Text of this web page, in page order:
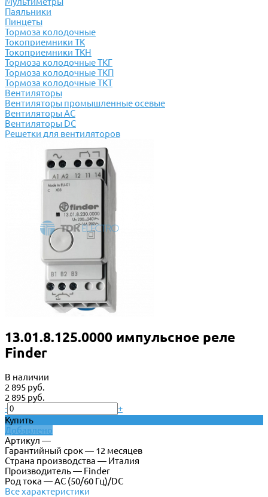
Паяльники
Пинцеты
Тормоза колодочные
Токоприемники ТК
Токоприемники ТКН
Тормоза колодочные ТКГ
Тормоза колодочные ТКП
Тормоза колодочные ТКТ
Вентиляторы
Вентиляторы промышленные осевые
Вентиляторы АС
Вентиляторы DC
Решетки для вентиляторов
13.01.8.125.0000 импульсное реле
Finder
В наличии
2 895 руб.
2 895 руб.
-
+
Купить
Добавлено
Артикул —
Гарантийный срок — 12 месяцев
Страна производства — Италия
Производитель — Finder
Род тока — AC (50/60 Гц)/DC
Все характеристики